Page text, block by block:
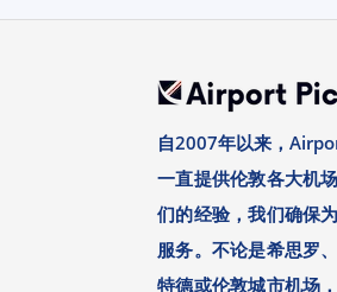
自2007年以来，
一直提供伦敦各大机
们的经验，我们确保
服务。不论是希思罗
特德或伦敦城市机场